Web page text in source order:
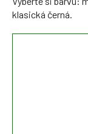
klasická černá.